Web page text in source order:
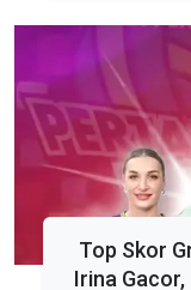
Top Skor
Irina Gacor,